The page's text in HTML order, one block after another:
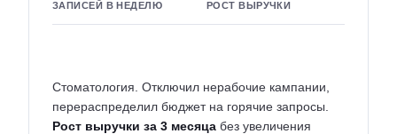
ЗАПИСЕЙ В НЕДЕЛЮ РОСТ ВЫРУЧКИ
Стоматология. Отключил нерабочие кампании,
перераспределил бюджет на горячие запросы.
Рост выручки за 3 месяца без увеличения